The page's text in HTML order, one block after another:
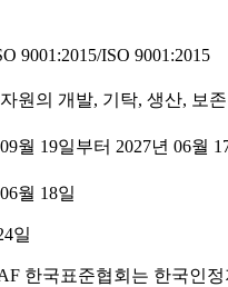
9001:2015/ISO 9001:2015
원의 개발, 기탁, 생산, 보
월 19일부터 2027년 06월
월 18일
일
한국표준협회는 한국인